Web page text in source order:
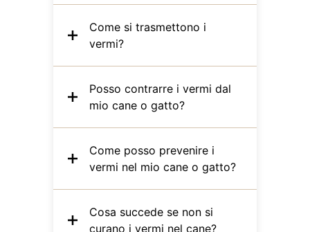
Come si trasmettono i
vermi?
Posso contrarre i vermi dal
mio cane o gatto?
Come posso prevenire i
vermi nel mio cane o gatto?
Cosa succede se non si
curano i vermi nel cane?